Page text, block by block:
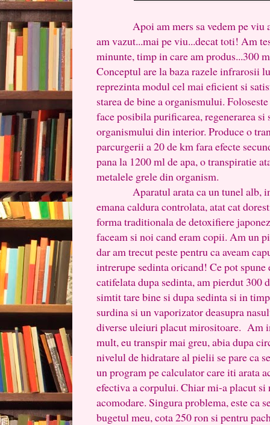
Apoi am mers sa vedem pe viu
am vazut...mai pe viu...decat toti! Am
minunte, timp in care am produs...300
Conceptul are la baza razele infrarosii
reprezinta modul cel mai eficient si
starea de bine a organismului.
face posibila purificarea, regenerarea
organismului din interior. Produce o
parcurgerii a 20 de km fara efecte
pana la 1200 ml de apa, o transpiratie
metalele grele din organism.
Aparatul arata ca un tunel alb, in
emana caldura controlata, atat cat
forma traditionala de detoxifiere
faceam si noi cand eram copii. Am un
dar am trecut peste pentru ca aveam
intrerupe sedinta oricand! Ce pot spune
catifelata dupa sedinta, am pierdut 300
simtit tare bine si dupa sedinta si in
surdina si un vaporizator deasupra
diverse uleiuri placut mirositoare. Am
mult, eu transpir mai greu, abia dupa
nivelul de hidratare al pielii se pare ca
un program pe calculator care iti arata
efectiva a corpului. Chiar mi-a placut si
acomodare. Singura problema, este ca
bugetul meu, cota 250 ron si pentru